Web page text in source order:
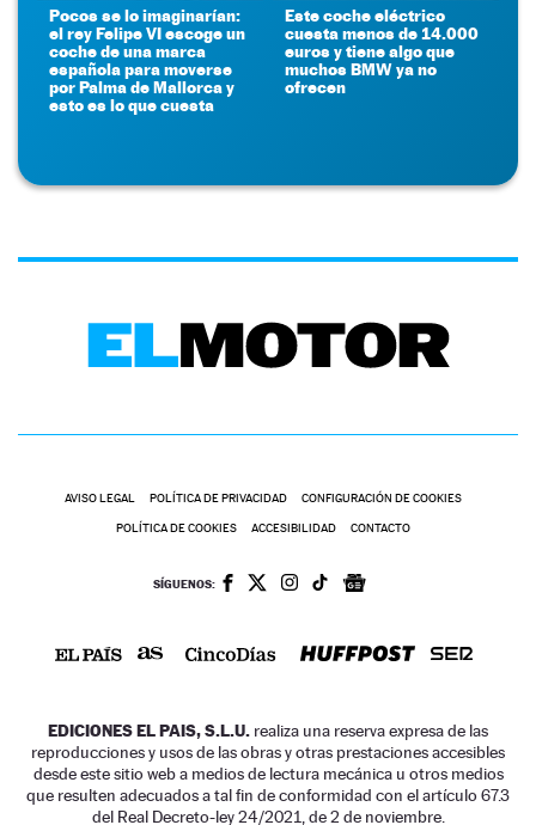
Pocos se lo imaginarían:
el rey Felipe VI escoge un
coche de una marca
española para moverse
por Palma de Mallorca y
esto es lo que cuesta
Este coche eléctrico
cuesta menos de 14.000
euros y tiene algo que
muchos BMW ya no
ofrecen
AVISO LEGAL POLÍTICA DE PRIVACIDAD CONFIGURACIÓN DE COOKIES
POLÍTICA DE COOKIES ACCESIBILIDAD CONTACTO
SÍGUENOS:
EDICIONES EL PAIS, S.L.U. realiza una reserva expresa de las
reproducciones y usos de las obras y otras prestaciones accesibles
desde este sitio web a medios de lectura mecánica u otros medios
que resulten adecuados a tal fin de conformidad con el artículo 67.3
del Real Decreto-ley 24/2021, de 2 de noviembre.